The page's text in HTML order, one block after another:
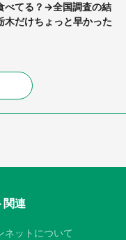
べてる？→全国調査の結
木だけちょっと早かった
関連
ネットについて